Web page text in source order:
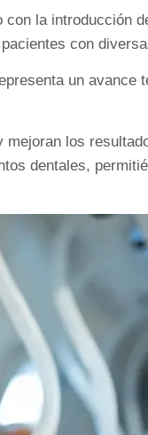
la introducción
con
un avance
los
dentales,